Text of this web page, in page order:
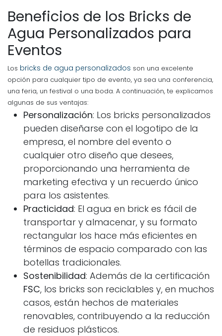
Beneficios de los Bricks de
Agua Personalizados para
Eventos
Los bricks de agua personalizados son una excelente
opción para cualquier tipo de evento, ya sea una conferencia,
una feria, un festival o una boda. A continuación, te explicamos
algunas de sus ventajas:
Personalización: Los bricks personalizados
pueden diseñarse con el logotipo de la
empresa, el nombre del evento o
cualquier otro diseño que desees,
proporcionando una herramienta de
marketing efectiva y un recuerdo único
para los asistentes.
Practicidad: El agua en brick es fácil de
transportar y almacenar, y su formato
rectangular los hace más eficientes en
términos de espacio comparado con las
botellas tradicionales.
Sostenibilidad: Además de la certificación
FSC, los bricks son reciclables y, en muchos
casos, están hechos de materiales
renovables, contribuyendo a la reducción
de residuos plásticos.